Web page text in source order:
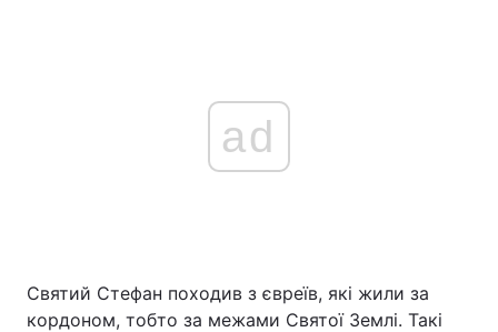
ad
Святий Стефан походив з євреїв, які жили за
кордоном, тобто за межами Святої Землі. Такі